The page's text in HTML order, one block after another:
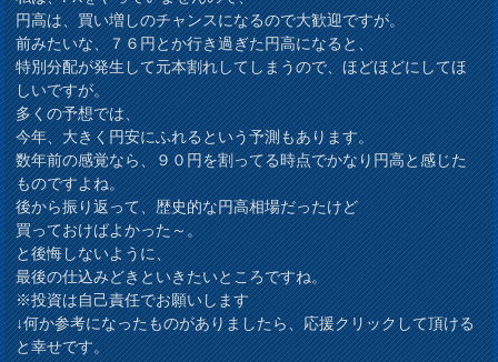
円高は、買い増しのチャンスになるので大歓迎ですが。
前みたいな、７６円とか行き過ぎた円高になると、
特別分配が発生して元本割れしてしまうので、ほどほどにしてほ
しいですが。
多くの予想では、
今年、大きく円安にふれるという予測もあります。
数年前の感覚なら、９０円を割ってる時点でかなり円高と感じた
ものですよね。
後から振り返って、歴史的な円高相場だったけど
買っておけばよかった～。
と後悔しないように、
最後の仕込みどきといきたいところですね。
※投資は自己責任でお願いします
↓何か参考になったものがありましたら、応援クリックして頂ける
と幸せです。